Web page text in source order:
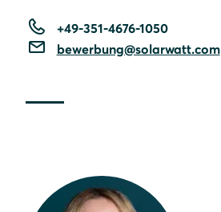
+49-351-4676-1050
bewerbung@solarwatt.com